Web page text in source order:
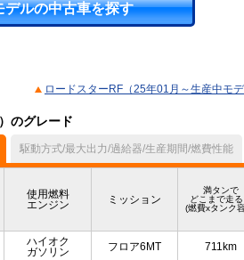
デルの中古車を探す
ロードスターRF（25年01月～生産中モ
のグレード
駆動方式/最大出力/過給器/生産期間/燃費性能
使用燃料
エンジン
ミッション
満タンで
どこまで走る
(燃費xタンク
ハイオク
ガソリン
フロア6MT 711km